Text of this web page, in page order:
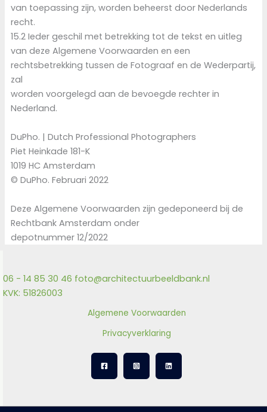
van toepassing zijn, worden beheerst door Nederlands
recht.
15.2 Ieder geschil met betrekking tot de tekst en uitleg
van deze Algemene Voorwaarden en een
rechtsbetrekking tussen de Fotograaf en de Wederpartij,
zal
worden voorgelegd aan de bevoegde rechter in
Nederland.
DuPho. | Dutch Professional Photographers
Piet Heinkade 181-K
1019 HC Amsterdam
© DuPho. Februari 2022
Deze Algemene Voorwaarden zijn gedeponeerd bij de
Rechtbank Amsterdam onder
depotnummer 12/2022
06 - 14 85 30 46 foto@architectuurbeeldbank.nl
KVK: 51826003
Algemene Voorwaarden
Privacyverklaring